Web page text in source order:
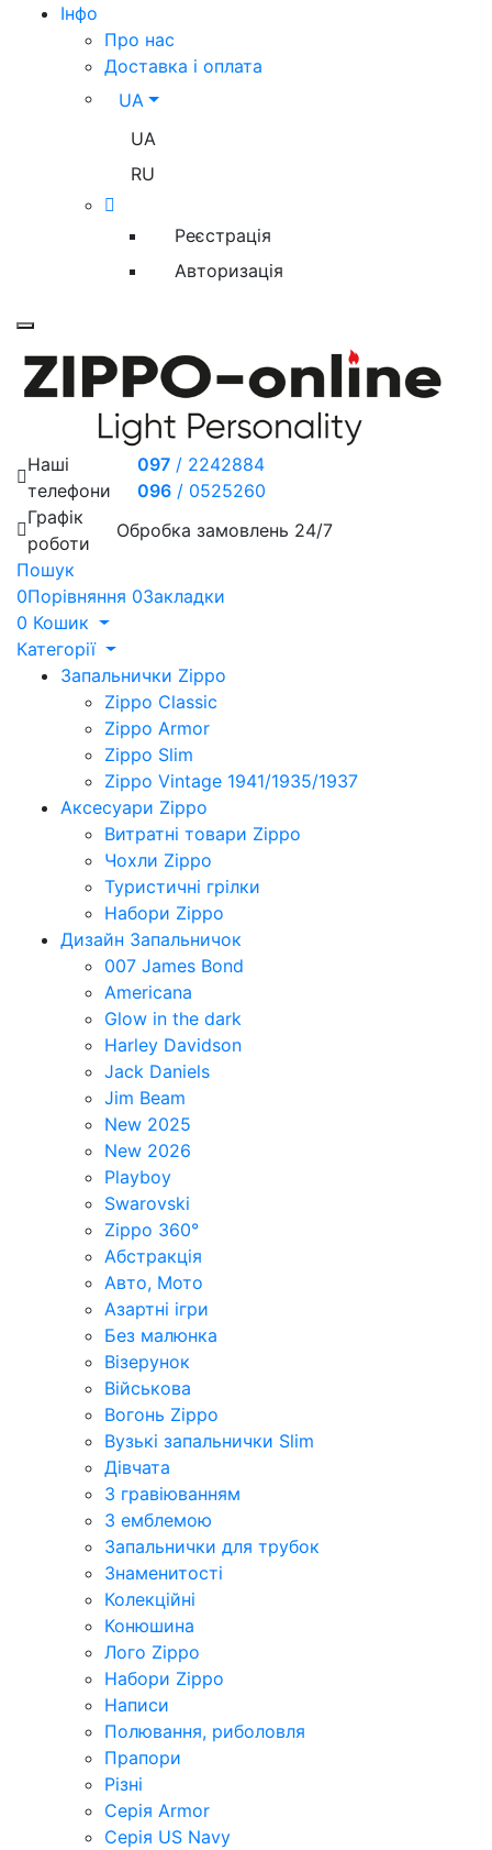
Iнфо
Про нас
Доставка і оплата
UA
UA
RU
Реєстрація
Авторизація
Наші
телефони
097 / 2242884
096 / 0525260
Графік
роботи
Обробка замовлень 24/7
Пошук
0Порівняння 0Закладки
0 Кошик
Категорії
Запальнички Zippo
Zippo Classic
Zippo Armor
Zippo Slim
Zippo Vintage 1941/1935/1937
Аксесуари Zippo
Витратні товари Zippo
Чохли Zippo
Туристичні грілки
Набори Zippo
Дизайн Запальничок
007 James Bond
Americana
Glow in the dark
Harley Davidson
Jack Daniels
Jim Beam
New 2025
New 2026
Playboy
Swarovski
Zippo 360°
Абстракція
Авто, Мото
Азартні ігри
Без малюнка
Візерунок
Військова
Вогонь Zippo
Вузькі запальнички Slim
Дівчата
З гравіюванням
З емблемою
Запальнички для трубок
Знаменитості
Колекційні
Конюшина
Лого Zippo
Набори Zippo
Написи
Полювання, риболовля
Прапори
Різні
Серія Armor
Серія US Navy